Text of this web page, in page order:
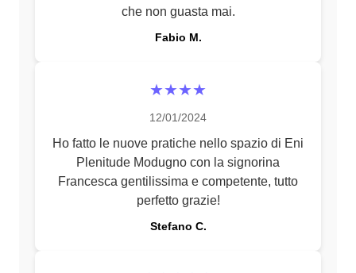
che non guasta mai.
Fabio M.
★★★★
12/01/2024
Ho fatto le nuove pratiche nello spazio di Eni
Plenitude Modugno con la signorina
Francesca gentilissima e competente, tutto
perfetto grazie!
Stefano C.